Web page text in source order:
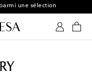
dès €500